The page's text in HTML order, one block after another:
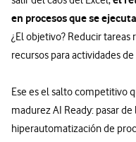
en procesos que se
¿El objetivo? Reducir
recursos para actividades
Ese es el salto competitivo
madurez AI Ready: pasar
hiperautomatización de